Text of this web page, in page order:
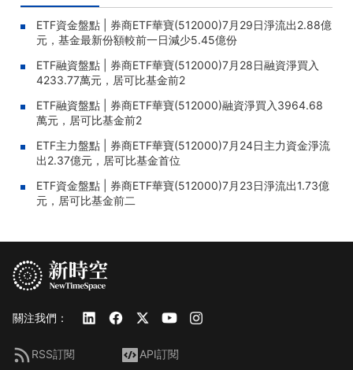
ETF資金盤點 | 券商ETF華寶(512000)7月29日淨流出2.88億
元，基金最新份額較前一日減少5.45億份
ETF融資盤點 | 券商ETF華寶(512000)7月28日融資淨買入
4233.77萬元，居可比基金前2
ETF融資盤點 | 券商ETF華寶(512000)融資淨買入3964.68
萬元，居可比基金前2
ETF主力盤點 | 券商ETF華寶(512000)7月24日主力資金淨流
出2.37億元，居可比基金首位
ETF資金盤點 | 券商ETF華寶(512000)7月23日淨流出1.73億
元，居可比基金前二
關注我們：
RSS訂閱 API訂閱